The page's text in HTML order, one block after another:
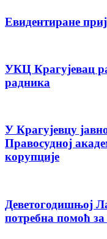
Евидентиране
УКЦ Крагујевац
радника
У Крагујевцу
Правосудној
корупције
Деветогодишњој
потребна помоћ